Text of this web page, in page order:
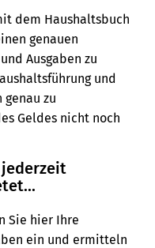
dem Haushaltsbuch
genauen
Ausgaben zu
und
zu
Geldes nicht noch
Sie hier Ihre
ein und ermitteln